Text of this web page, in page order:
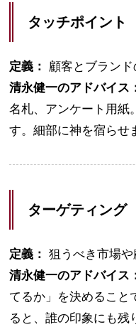
タッチポイント
定義：
顧客とブランド
清永健一のアドバイス
名札、アンケート用紙
す。細部に神を宿らせ
ターゲティング
定義： 狙うべき市場や
清永健一のアドバイス
てるか」を決めること
ると、誰の印象にも残